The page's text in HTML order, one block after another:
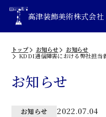
高津装飾美術株式会社
トップ お知らせ
お知らせ
KDDI通信障害における弊社担当
お知らせ
お知らせ 2022.07.04